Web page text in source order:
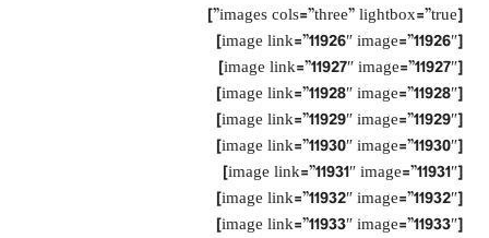
[images cols=”three” lightbox=”true”]
[image link=”11926″ image=”11926″]
[image link=”11927″ image=”11927″]
[image link=”11928″ image=”11928″]
[image link=”11929″ image=”11929″]
[image link=”11930″ image=”11930″]
[image link=”11931″ image=”11931″]
[image link=”11932″ image=”11932″]
[image link=”11933″ image=”11933″]